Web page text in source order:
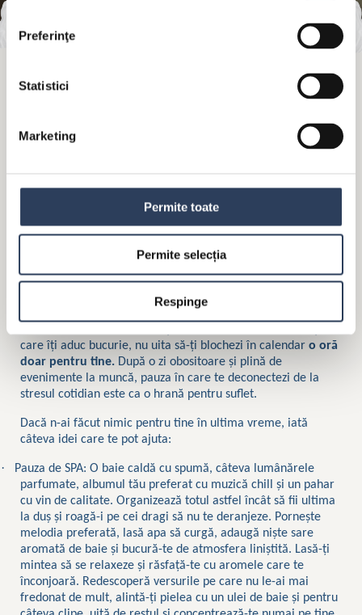
Preferinţe
Statistici
Marketing
Permite toate
Permite selecția
Respinge
În marea majoritate a timpului, ne concentrăm pe job, copii,
sănătatea familiei, ordinea din casă, ce fel de mâncare să
toate aceste lucruri sunt deosebit de importante, însă la fel
de important este să ne oferim timp și pentru noi.
care îți aduc bucurie, nu uita să-ți blochezi în calendar o oră
doar pentru tine. După o zi obositoare și plină de
evenimente la muncă, pauza în care te deconectezi de la
stresul cotidian este ca o hrană pentru suflet.
Dacă n-ai făcut nimic pentru tine în ultima vreme, iată
câteva idei care te pot ajuta:
·
Pauza de SPA: O baie caldă cu spumă, câteva lumânărele
parfumate, albumul tău preferat cu muzică chill și un pahar
cu vin de calitate. Organizează totul astfel încât să fii ultima
la duș și roagă-i pe cei dragi să nu te deranjeze. Pornește
melodia preferată, lasă apa să curgă, adaugă niște sare
aromată de baie și bucură-te de atmosfera liniștită. Lasă-ți
mintea să se relaxeze și răsfață-te cu aromele care te
înconjoară. Redescoperă versurile pe care nu le-ai mai
fredonat de mult, alintă-ți pielea cu un ulei de baie și pentru